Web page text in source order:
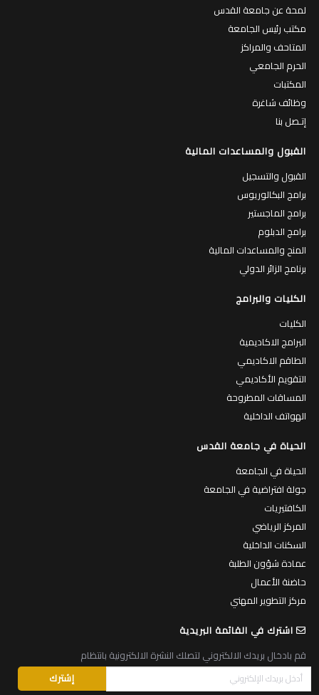
لمحة عن جامعة القدس
مكتب رئيس الجامعة
المتاحف والمراكز
الحرم الجامعي
المكتبات
وظائف شاغرة
إتـصل بنا
القبول والمساعدات المالية
القبول والتسجيل
برامج البكالوريوس
برامج الماجستير
برامج الدبلوم
المنح والمساعدات المالية
برنامج الزائر الدولي
الكليات والبرامج
الكليات
البرامج الاكاديمية
الطاقم الاكاديمي
التقويم الأكاديمي
المساقات المطروحة
الهواتف الداخلية
الحياة في جامعة القدس
الحياة في الجامعة
جولة افتراضية في الجامعة
الكافتيريات
المركز الرياضي
السكنات الداخلية
عمادة شؤون الطلبة
حاضنة الأعمال
مركز التطوير المهني
اشترك في القائمة البريدية
قم بادخال بريدك الالكتروني لتصلك النشرة الالكترونية بانتظام